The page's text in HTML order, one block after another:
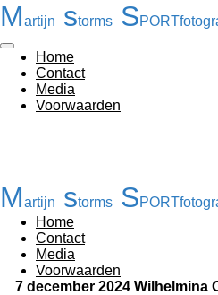
Ga
direct
naar
de
hoofdinhoud
Martijn storms S
Home
Contact
Media
Voorwaarden
Martijn storms S
Home
Contact
Media
Voorwaarden
7 december 2024 Wilhelmina